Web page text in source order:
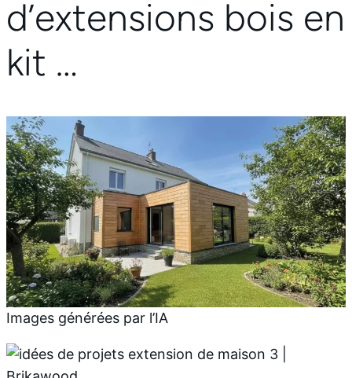
d’extensions bois en
kit …
Images générées par l’IA